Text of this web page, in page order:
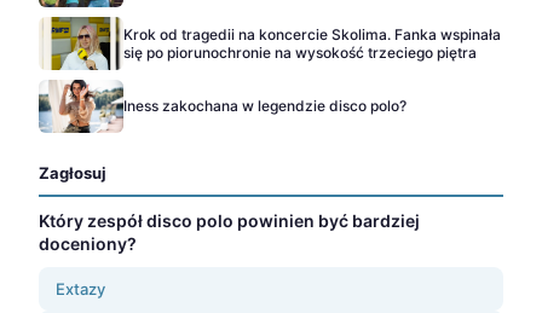
Krok od tragedii na koncercie Skolima. Fanka wspinała
się po piorunochronie na wysokość trzeciego piętra
Iness zakochana w legendzie disco polo?
Zagłosuj
Który zespół disco polo powinien być bardziej
doceniony?
Extazy